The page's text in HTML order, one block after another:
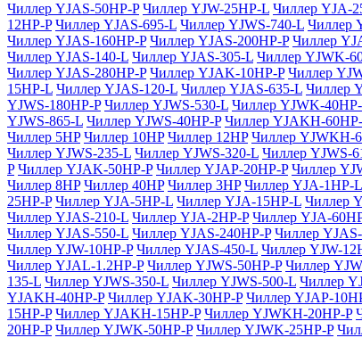
Чиллер YJAS-50HP-P Чиллер YJW-25HP-L Чиллер YJA-
12HP-P Чиллер YJAS-695-L Чиллер YJWS-740-L Чиллер
Чиллер YJAS-160HP-P Чиллер YJAS-200HP-P Чиллер
Чиллер YJAS-140-L Чиллер YJAS-305-L Чиллер YJWK-
Чиллер YJAS-280HP-P Чиллер YJAK-10HP-P Чиллер
15HP-L Чиллер YJAS-120-L Чиллер YJAS-635-L Чиллер
YJWS-180HP-P Чиллер YJWS-530-L Чиллер YJWK-
YJWS-865-L Чиллер YJWS-40HP-P Чиллер YJAKH-
Чиллер 5HP Чиллер 10HP Чиллер 12HP Чиллер YJWKH-
Чиллер YJWS-235-L Чиллер YJWS-320-L Чиллер YJWS-
P Чиллер YJAK-50HP-P Чиллер YJAP-20HP-P Чиллер
Чиллер 8HP Чиллер 40HP Чиллер 3HP Чиллер YJA-1HP-L
25HP-P Чиллер YJA-5HP-L Чиллер YJA-15HP-L Чиллер
Чиллер YJAS-210-L Чиллер YJA-2HP-P Чиллер YJA-
Чиллер YJAS-550-L Чиллер YJAS-240HP-P Чиллер
Чиллер YJW-10HP-P Чиллер YJAS-450-L Чиллер YJW-
Чиллер YJAL-1.2HP-P Чиллер YJWS-50HP-P Чиллер
135-L Чиллер YJWS-350-L Чиллер YJWS-500-L Чиллер
YJAKH-40HP-P Чиллер YJAK-30HP-P Чиллер YJAP-
15HP-P Чиллер YJAKH-15HP-P Чиллер YJWKH-20HP-P
20HP-P Чиллер YJWK-50HP-P Чиллер YJWK-25HP-P